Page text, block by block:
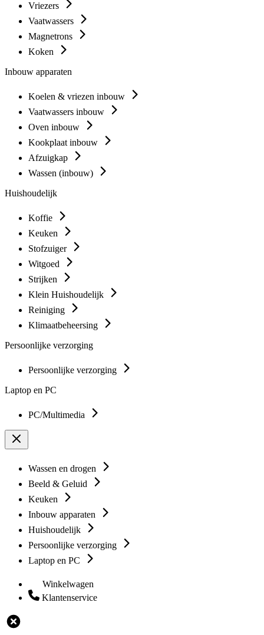
Vriezers
Vaatwassers
Magnetrons
Koken
Inbouw apparaten
Koelen & vriezen inbouw
Vaatwassers inbouw
Oven inbouw
Kookplaat inbouw
Afzuigkap
Wassen (inbouw)
Huishoudelijk
Koffie
Keuken
Stofzuiger
Witgoed
Strijken
Klein Huishoudelijk
Reiniging
Klimaatbeheersing
Persoonlijke verzorging
Persoonlijke verzorging
Laptop en PC
PC/Multimedia
Wassen en drogen
Beeld & Geluid
Keuken
Inbouw apparaten
Huishoudelijk
Persoonlijke verzorging
Laptop en PC
Winkelwagen
Klantenservice